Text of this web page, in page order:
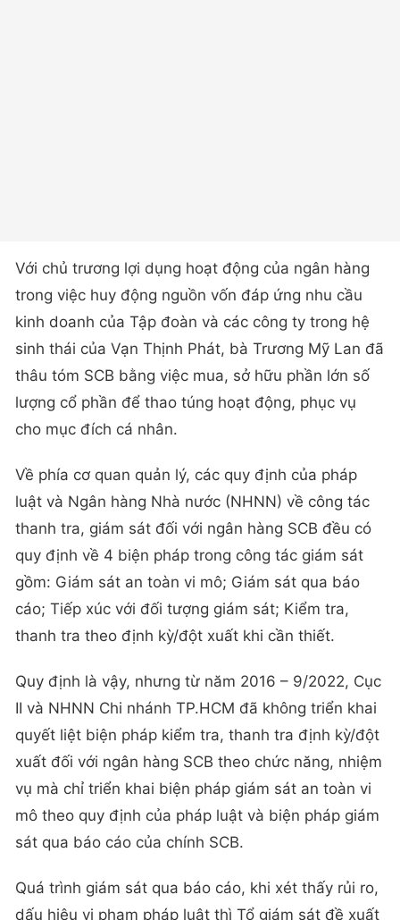
Với chủ trương lợi dụng hoạt động của ngân hàng
trong việc huy động nguồn vốn đáp ứng nhu cầu
kinh doanh của Tập đoàn và các công ty trong hệ
sinh thái của Vạn Thịnh Phát, bà Trương Mỹ Lan đã
thâu tóm SCB bằng việc mua, sở hữu phần lớn số
lượng cổ phần để thao túng hoạt động, phục vụ
cho mục đích cá nhân.
Về phía cơ quan quản lý, các quy định của pháp
luật và Ngân hàng Nhà nước (NHNN) về công tác
thanh tra, giám sát đối với ngân hàng SCB đều có
quy định về 4 biện pháp trong công tác giám sát
gồm: Giám sát an toàn vi mô; Giám sát qua báo
cáo; Tiếp xúc với đối tượng giám sát; Kiểm tra,
thanh tra theo định kỳ/đột xuất khi cần thiết.
Quy định là vậy, nhưng từ năm 2016 – 9/2022, Cục
II và NHNN Chi nhánh TP.HCM đã không triển khai
quyết liệt biện pháp kiểm tra, thanh tra định kỳ/đột
xuất đối với ngân hàng SCB theo chức năng, nhiệm
vụ mà chỉ triển khai biện pháp giám sát an toàn vi
mô theo quy định của pháp luật và biện pháp giám
sát qua báo cáo của chính SCB.
Quá trình giám sát qua báo cáo, khi xét thấy rủi ro,
dấu hiệu vi phạm pháp luật thì Tổ giám sát đề xuất